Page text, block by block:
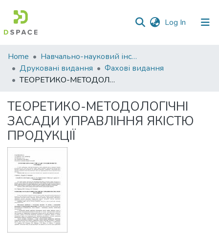
Log In (current)
Communities
&
Collections
Statistics
Home
Навчально-науковий інститут економіки, управління, права та інформаційних технологій
Друковані видання
Фахові видання
ТЕОРЕТИКО-МЕТОДОЛОГІЧНІ ЗАСАДИ УПРАВЛІННЯ ЯКІСТЮ ПРОДУКЦІЇ
ТЕОРЕТИКО-МЕТОДОЛОГІЧНІ
ЗАСАДИ УПРАВЛІННЯ ЯКІСТЮ
ПРОДУКЦІЇ